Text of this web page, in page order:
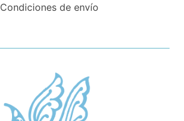
Condiciones de envío